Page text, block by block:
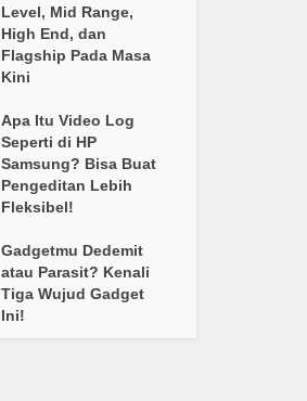
Level, Mid Range,
High End, dan
Flagship Pada Masa
Kini
Apa Itu Video Log
Seperti di HP
Samsung? Bisa Buat
Pengeditan Lebih
Fleksibel!
Gadgetmu Dedemit
atau Parasit? Kenali
Tiga Wujud Gadget
Ini!